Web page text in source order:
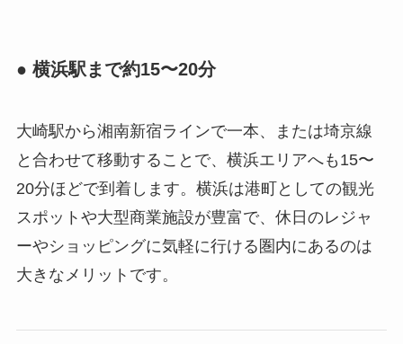
● 横浜駅まで約15〜20分
大崎駅から湘南新宿ラインで一本、または埼京線
と合わせて移動することで、横浜エリアへも15〜
20分ほどで到着します。横浜は港町としての観光
スポットや大型商業施設が豊富で、休日のレジャ
ーやショッピングに気軽に行ける圏内にあるのは
大きなメリットです。